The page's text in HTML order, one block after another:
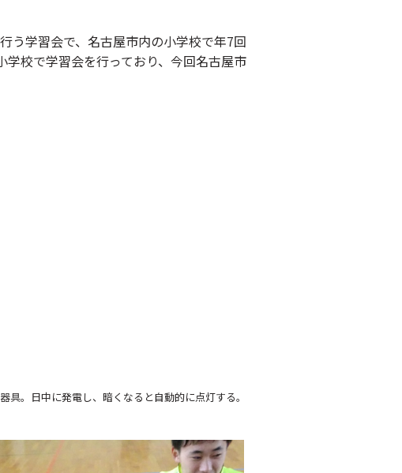
う学習会で、名古屋市内の小学校で年7回
校で学習会を行っており、今回名古屋市
。日中に発電し、暗くなると自動的に点灯する。